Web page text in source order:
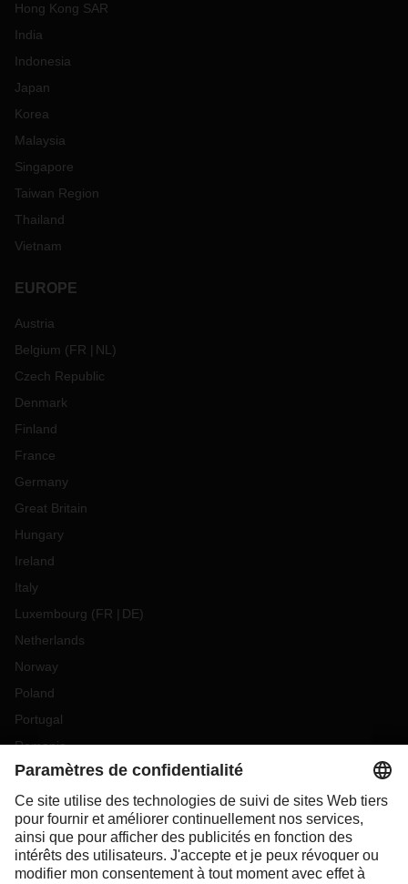
Hong Kong SAR
India
Indonesia
Japan
Korea
Malaysia
Singapore
Taiwan Region
Thailand
Vietnam
EUROPE
Austria
Belgium (FR NL )
Czech Republic
Denmark
Finland
France
Germany
Great Britain
Hungary
Ireland
Italy
Luxembourg (FR DE)
Netherlands
Norway
Poland
Portugal
Romania
Slovakia
Spain
Sweden
Switzerland( DE FR)
Turkey